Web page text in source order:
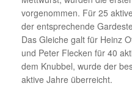
vorgenommen. Für 25
der entsprechende
Das Gleiche galt für Heinz
und Peter Flecken für 40
dem Knubbel, wurde der
aktive Jahre überreicht.